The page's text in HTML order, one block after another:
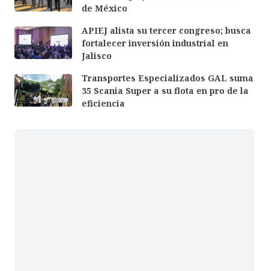
de México
APIEJ alista su tercer congreso; busca
fortalecer inversión industrial en
Jalisco
Transportes Especializados GAL suma
35 Scania Super a su flota en pro de la
eficiencia